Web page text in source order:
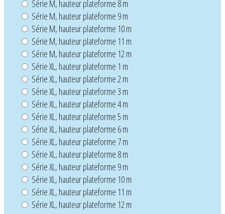
Série M, hauteur plateforme 8 m
Série M, hauteur plateforme 9 m
Série M, hauteur plateforme 10 m
Série M, hauteur plateforme 11 m
Série M, hauteur plateforme 12 m
Série XL, hauteur plateforme 1 m
Série XL, hauteur plateforme 2 m
Série XL, hauteur plateforme 3 m
Série XL, hauteur plateforme 4 m
Série XL, hauteur plateforme 5 m
Série XL, hauteur plateforme 6 m
Série XL, hauteur plateforme 7 m
Série XL, hauteur plateforme 8 m
Série XL, hauteur plateforme 9 m
Série XL, hauteur plateforme 10 m
Série XL, hauteur plateforme 11 m
Série XL, hauteur plateforme 12 m